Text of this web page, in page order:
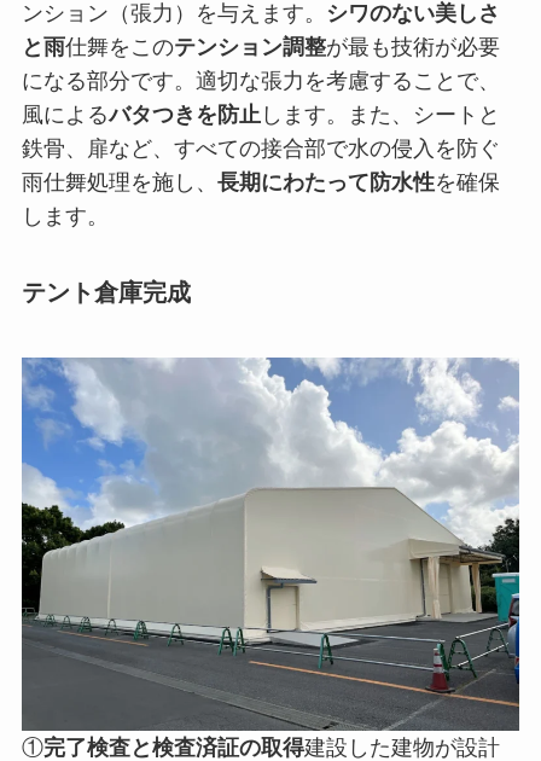
ンション（張力）を与えます。
シワのない美しさ
と雨仕舞をこのテンション調整が最も技術が必要
になる部分です。適切な張力を考慮することで、
風によるバタつきを防止します。また、シートと
鉄骨、扉など、すべての接合部で水の侵入を防ぐ
雨仕舞処理を施し、 長期にわたって防水性を確保
します。
テント倉庫完成
①完了検査と検査済証の取得建設した建物が設計